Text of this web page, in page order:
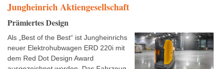
Jungheinrich Aktiengesellschaft
Prämiertes Design
Als „Best of the Best“ ist Jungheinrichs
neuer Elektrohubwagen ERD 220i mit
dem Red Dot Design Award